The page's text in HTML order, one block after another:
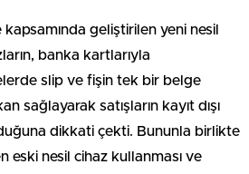
geliştirilen yeni nesil
banka kartlarıyla
slip ve fişin tek bir belge
sağlayarak satışların kayıt dışı
dikkati çekti. Bununla birlikte
eski nesil cihaz kullanması ve